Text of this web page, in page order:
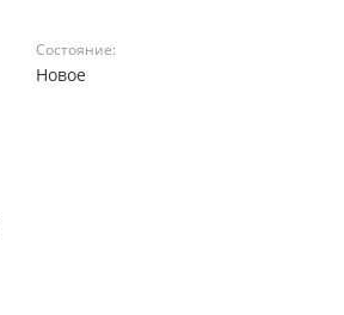
Состояние:
Новое